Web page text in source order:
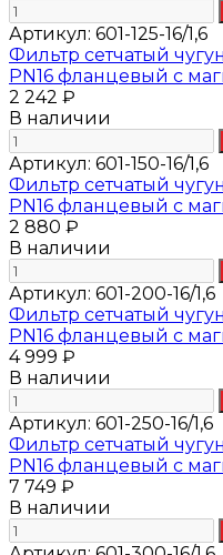
Артикул: 601-125-16/1,6
Фильтр сетчатый
PN16 фланцевый с
2 242 ₽
В наличии
Артикул: 601-150-16/1,6
Фильтр сетчатый
PN16 фланцевый с
2 880 ₽
В наличии
Артикул: 601-200-16/1,6
Фильтр сетчатый
PN16 фланцевый с
4 999 ₽
В наличии
Артикул: 601-250-16/1,6
Фильтр сетчатый
PN16 фланцевый с
7 749 ₽
В наличии